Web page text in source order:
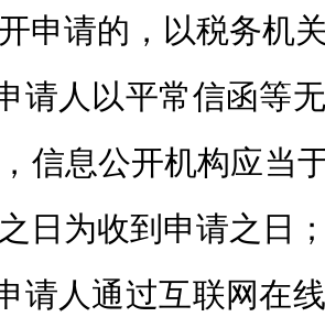
申请的，以税务机
请人以平常信函等
信息公开机构应当
日为收到申请之日
请人通过互联网在